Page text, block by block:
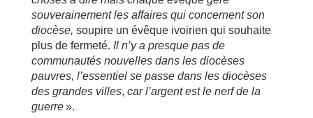
souverainement les affaires qui concernent son
diocèse, soupire un évêque ivoirien qui souhaite
plus de fermeté. Il n’y a presque pas de
communautés nouvelles dans les diocèses
pauvres, l’essentiel se passe dans les diocèses
des grandes villes, car l’argent est le nerf de la
guerre».